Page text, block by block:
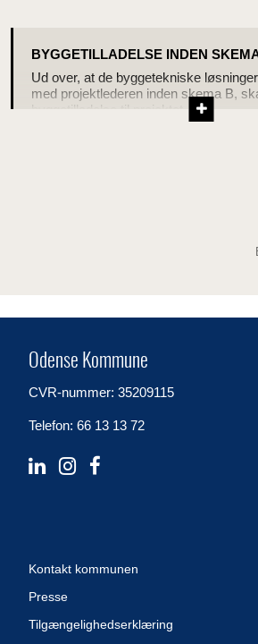
BYGGETILLADELSE INDEN
Ud over, at de byggetekniske
med projektlederen inden skema B,
byggetilladelse til projektet.
Odense Kommune
CVR-nummer: 35209115
Telefon: 66 13 13 72
Kontakt kommunen
Presse
Tilgængelighedserklæring